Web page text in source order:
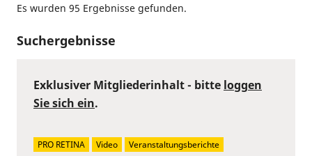
Es wurden 95 Ergebnisse gefunden.
Suchergebnisse
Exklusiver Mitgliederinhalt - bitte loggen
Sie sich ein.
PRO RETINA Video Veranstaltungsberichte